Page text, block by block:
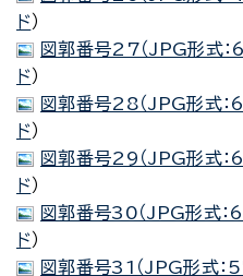
ド）
図郭番号27（JPG形式
ド）
図郭番号28（JPG形式
ド）
図郭番号29（JPG形式
ド）
図郭番号30（JPG形式
ド）
図郭番号31（JPG形式